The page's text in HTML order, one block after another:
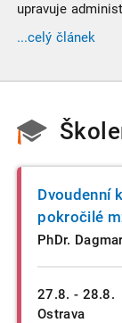
upravuje
prohlídkami.
vaši každodenní
...celý článek
27.8. - 28.8.
Ostrava
Dvoudenní
pokročilé
PhDr.